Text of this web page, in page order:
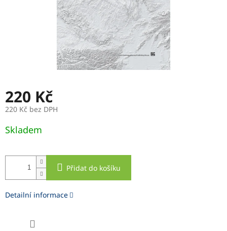
220 Kč
220 Kč bez DPH
cena:
Skladem
Přidat do košíku
Detailní informace